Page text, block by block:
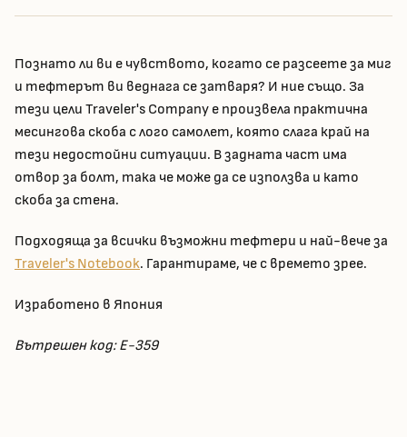
Познато ли ви е чувството, когато се разсеете за миг
и тефтерът ви веднага се затваря? И ние също. За
тези цели Traveler's Company е произвела практична
месингова скоба с лого самолет, която слага край на
тези недостойни ситуации. В задната част има
отвор за болт, така че може да се използва и като
скоба за стена.
Подходяща за всички възможни тефтери и най-вече за
Traveler's Notebook. Гарантираме, че с времето зрее.
Изработено в Япония
Вътрешен код: E-359